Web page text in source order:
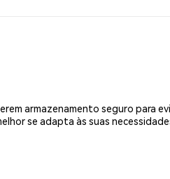
armazenamento seguro para
se adapta às suas